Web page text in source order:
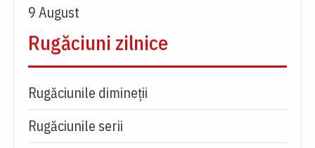
9 August
Rugăciuni zilnice
Rugăciunile dimineții
Rugăciunile serii